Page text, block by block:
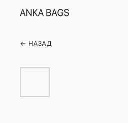
← НАЗАД